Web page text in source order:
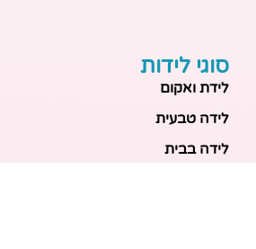
סוגי לידות
לידת ואקום
לידה טבעית
לידה בבית